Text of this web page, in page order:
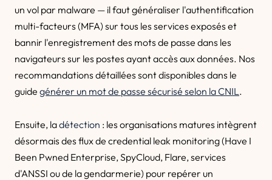
un vol par malware — il faut généraliser l'authentification
multi-facteurs (MFA) sur tous les services exposés et
bannir l'enregistrement des mots de passe dans les
navigateurs sur les postes ayant accès aux données. Nos
recommandations détaillées sont disponibles dans le
guide générer un mot de passe sécurisé selon la CNIL.
Ensuite, ladétection : les organisations matures intègrent
désormais des flux de credential leak monitoring (Have I
Been Pwned Enterprise, SpyCloud, Flare, services
d'ANSSI ou de la gendarmerie) pour repérer un